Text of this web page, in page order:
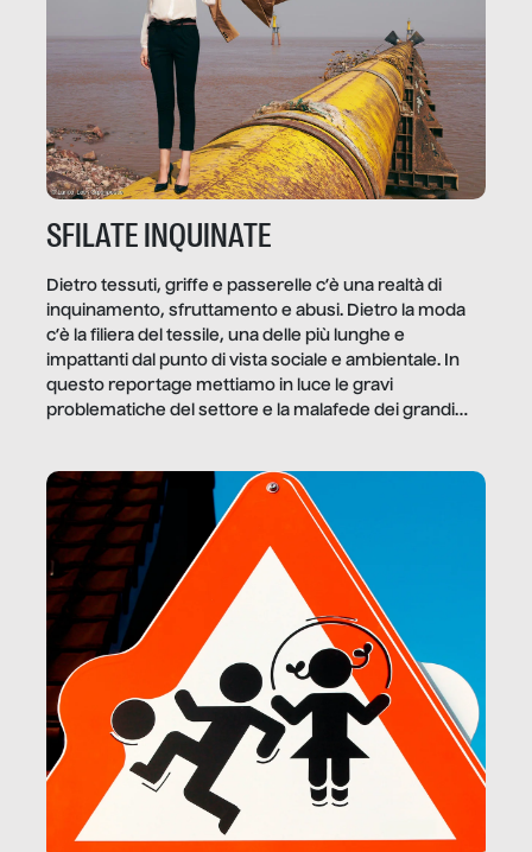
SFILATE INQUINATE
Dietro tessuti, griffe e passerelle c’è una realtà di
inquinamento, sfruttamento e abusi. Dietro la moda
c’è la filiera del tessile, una delle più lunghe e
impattanti dal punto di vista sociale e ambientale. In
questo reportage mettiamo in luce le gravi
problematiche del settore e la malafede dei grandi